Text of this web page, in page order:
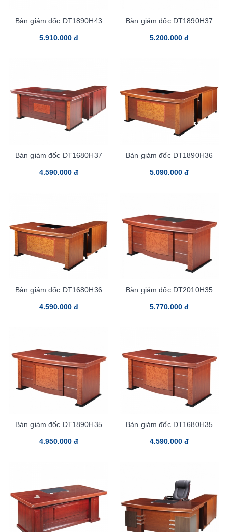
Bàn giám đốc DT1890H43
5.910.000 đ
Bàn giám đốc DT1890H37
5.200.000 đ
Bàn giám đốc DT1680H37
4.590.000 đ
Bàn giám đốc DT1890H36
5.090.000 đ
Bàn giám đốc DT1680H36
4.590.000 đ
Bàn giám đốc DT2010H35
5.770.000 đ
Bàn giám đốc DT1890H35
4.950.000 đ
Bàn giám đốc DT1680H35
4.590.000 đ